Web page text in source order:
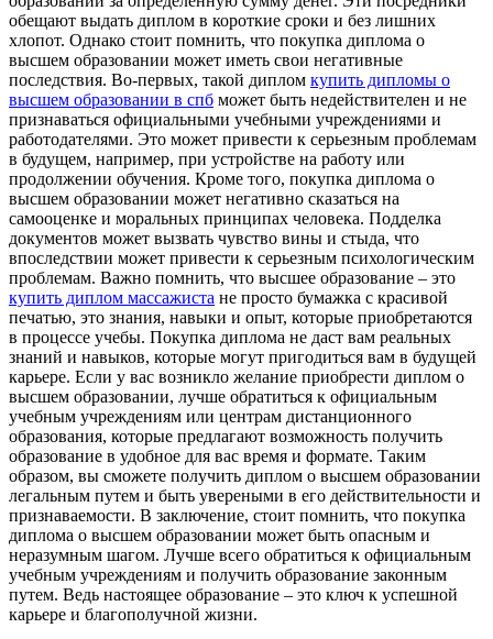
обещают выдать диплом в короткие сроки и без лишних
хлопот. Однако стоит помнить, что покупка диплома о
высшем образовании может иметь свои негативные
последствия. Во-первых, такой диплом купить дипломы о
высшем образовании в спб может быть недействителен и не
признаваться официальными учебными учреждениями и
работодателями. Это может привести к серьезным проблемам
в будущем, например, при устройстве на работу или
продолжении обучения. Кроме того, покупка диплома о
высшем образовании может негативно сказаться на
самооценке и моральных принципах человека. Подделка
документов может вызвать чувство вины и стыда, что
впоследствии может привести к серьезным психологическим
проблемам. Важно помнить, что высшее образование – это
купить диплом массажиста не просто бумажка с красивой
печатью, это знания, навыки и опыт, которые приобретаются
в процессе учебы. Покупка диплома не даст вам реальных
знаний и навыков, которые могут пригодиться вам в будущей
карьере. Если у вас возникло желание приобрести диплом о
высшем образовании, лучше обратиться к официальным
учебным учреждениям или центрам дистанционного
образования, которые предлагают возможность получить
образование в удобное для вас время и формате. Таким
образом, вы сможете получить диплом о высшем образовании
легальным путем и быть увереными в его действительности и
признаваемости. В заключение, стоит помнить, что покупка
диплома о высшем образовании может быть опасным и
неразумным шагом. Лучше всего обратиться к официальным
учебным учреждениям и получить образование законным
путем. Ведь настоящее образование – это ключ к успешной
карьере и благополучной жизни.